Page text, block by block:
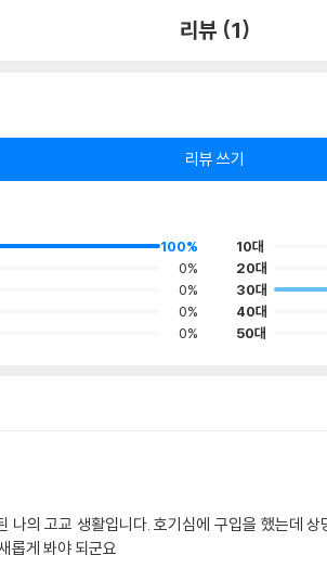
리뷰 (1)
리뷰 쓰기
100%
0%
0%
0%
0%
10대
20대
30대
40대
50대
나의 고교 생활입니다. 호기심에 구입을 했는데
롭게 봐야 되군요